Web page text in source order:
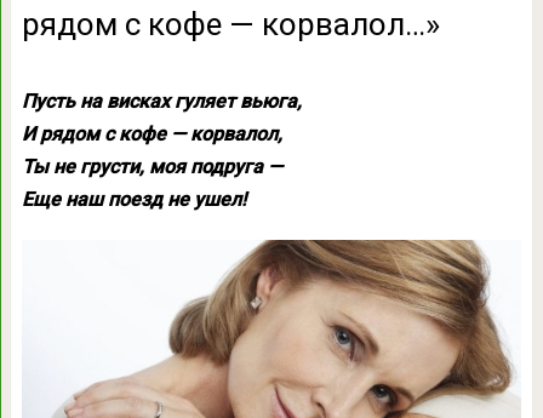
рядом с кофе — корвалол…»
Пусть на висках гуляет вьюга,
И рядом с кофе — корвалол,
Ты не грусти, моя подруга —
Еще наш поезд не ушел!